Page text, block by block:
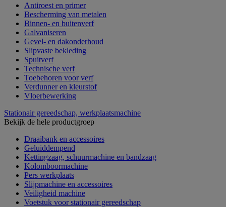
Antiroest en primer
Bescherming van metalen
Binnen- en buitenverf
Galvaniseren
Gevel- en dakonderhoud
Slipvaste bekleding
Spuitverf
Technische verf
Toebehoren voor verf
Verdunner en kleurstof
Vloerbewerking
Stationair gereedschap, werkplaatsmachine
Bekijk de hele productgroep
Draaibank en accessoires
Geluiddempend
Kettingzaag, schuurmachine en bandzaag
Kolomboormachine
Pers werkplaats
Slijpmachine en accessoires
Veiligheid machine
Voetstuk voor stationair gereedschap